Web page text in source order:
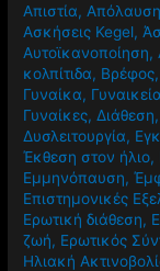
Απιστία, Απόλαυση
Ασκήσεις Kegel,
Αυτοϊκανοποίηση,
κολπίτιδα, Βρέφος,
Γυναίκα,
Γυναίκες, Διάθεση,
Δυσλειτουργία,
Έκθεση στον ήλιο,
Εμμηνόπαυση,
Επιστημονικές
Ερωτική διάθεση,
ζωή, Ερωτικός
Ηλιακή